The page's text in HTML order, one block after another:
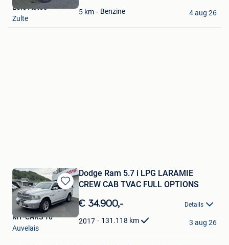
Favorieten
5 km Benzine
Leie Auto's
Zulte
4 aug 26
Bewaren
in
Mijn
Favorieten
Dodge Ram 5.7 i LPG LARAMIE
CREW CAB TVAC FULL OPTIONS
€ 34.900,- Details
2017 131.118 km
MY-CARS 10
Auvelais
3 aug 26